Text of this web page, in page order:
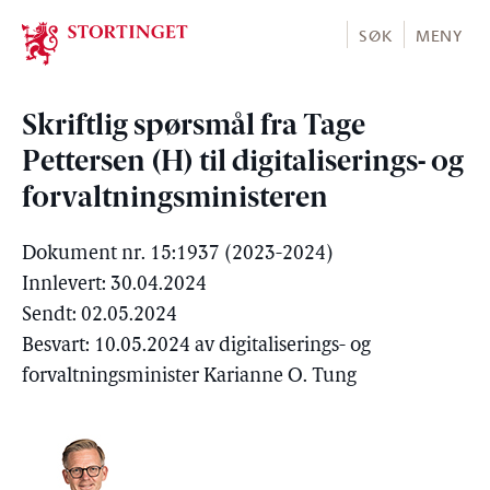
Stortinget.no
SØK MENY
Skriftlig spørsmål fra Tage
Pettersen (H) til digitaliserings- og
forvaltningsministeren
Dokument nr. 15:1937 (2023-2024)
Innlevert: 30.04.2024
Sendt: 02.05.2024
Besvart: 10.05.2024 av digitaliserings- og
forvaltningsminister Karianne O. Tung